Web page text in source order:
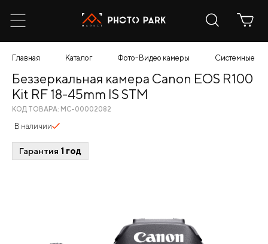
Главная Каталог Фото-Видео камеры Системные
Беззеркальная камера Canon EOS R100
Kit RF 18-45mm IS STM
КОД ТОВАРА: МС-00002082
В наличии
Гарантия 1 год